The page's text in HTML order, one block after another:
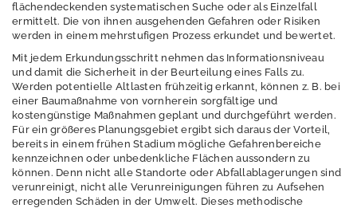
Boden
Dürre
Elektromagnetisch
e Felder / Licht
Erschütterungen
Geografische
Informationssystem
e
flächendeckenden systematischen Suche oder als Einzelfall
ermittelt. Die von ihnen ausgehenden Gefahren oder Risiken
werden in einem mehrstufigen Prozess erkundet und bewertet.
Mit jedem Erkundungsschritt nehmen das Informationsniveau
und damit die Sicherheit in der Beurteilung eines Falls zu.
Werden potentielle Altlasten frühzeitig erkannt, können z. B. bei
einer Baumaßnahme von vornherein sorgfältige und
kostengünstige Maßnahmen geplant und durchgeführt werden.
Für ein größeres Planungsgebiet ergibt sich daraus der Vorteil,
bereits in einem frühen Stadium mögliche Gefahrenbereiche
kennzeichnen oder unbedenkliche Flächen aussondern zu
können. Denn nicht alle Standorte oder Abfallablagerungen sind
verunreinigt, nicht alle Verunreinigungen führen zu Aufsehen
erregenden Schäden in der Umwelt. Dieses methodische